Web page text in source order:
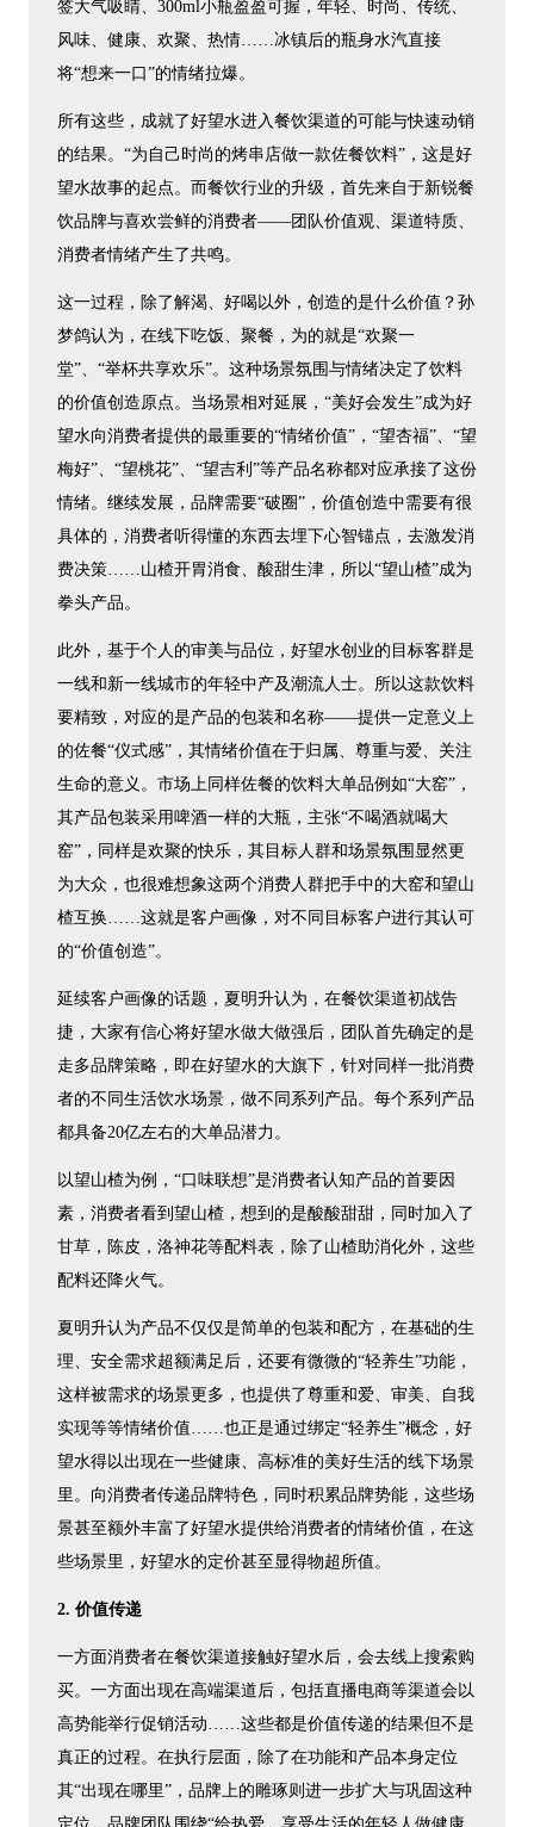
签大气吸睛、300ml小瓶盈盈可握，年轻、时尚、传统、
风味、健康、欢聚、热情……冰镇后的瓶身水汽直接
将“想来一口”的情绪拉爆。
所有这些，成就了好望水进入餐饮渠道的可能与快速动销
的结果。“为自己时尚的烤串店做一款佐餐饮料”，这是好
望水故事的起点。而餐饮行业的升级，首先来自于新锐餐
饮品牌与喜欢尝鲜的消费者——团队价值观、渠道特质、
消费者情绪产生了共鸣。
这一过程，除了解渴、好喝以外，创造的是什么价值？孙
梦鸽认为，在线下吃饭、聚餐，为的就是“欢聚一
堂”、“举杯共享欢乐”。这种场景氛围与情绪决定了饮料
的价值创造原点。当场景相对延展，“美好会发生”成为好
望水向消费者提供的最重要的“情绪价值”，“望杏福”、“望
梅好”、“望桃花”、“望吉利”等产品名称都对应承接了这份
情绪。继续发展，品牌需要“破圈”，价值创造中需要有很
具体的，消费者听得懂的东西去埋下心智锚点，去激发消
费决策……山楂开胃消食、酸甜生津，所以“望山楂”成为
拳头产品。
此外，基于个人的审美与品位，好望水创业的目标客群是
一线和新一线城市的年轻中产及潮流人士。所以这款饮料
要精致，对应的是产品的包装和名称——提供一定意义上
的佐餐“仪式感”，其情绪价值在于归属、尊重与爱、关注
生命的意义。市场上同样佐餐的饮料大单品例如“大窑”，
其产品包装采用啤酒一样的大瓶，主张“不喝酒就喝大
窑”，同样是欢聚的快乐，其目标人群和场景氛围显然更
为大众，也很难想象这两个消费人群把手中的大窑和望山
楂互换……这就是客户画像，对不同目标客户进行其认可
的“价值创造”。
延续客户画像的话题，夏明升认为，在餐饮渠道初战告
捷，大家有信心将好望水做大做强后，团队首先确定的是
走多品牌策略，即在好望水的大旗下，针对同样一批消费
者的不同生活饮水场景，做不同系列产品。每个系列产品
都具备20亿左右的大单品潜力。
以望山楂为例，“口味联想”是消费者认知产品的首要因
素，消费者看到望山楂，想到的是酸酸甜甜，同时加入了
甘草，陈皮，洛神花等配料表，除了山楂助消化外，这些
配料还降火气。
夏明升认为产品不仅仅是简单的包装和配方，在基础的生
理、安全需求超额满足后，还要有微微的“轻养生”功能，
这样被需求的场景更多，也提供了尊重和爱、审美、自我
实现等等情绪价值……也正是通过绑定“轻养生”概念，好
望水得以出现在一些健康、高标准的美好生活的线下场景
里。向消费者传递品牌特色，同时积累品牌势能，这些场
景甚至额外丰富了好望水提供给消费者的情绪价值，在这
些场景里，好望水的定价甚至显得物超所值。
2. 价值传递
一方面消费者在餐饮渠道接触好望水后，会去线上搜索购
买。一方面出现在高端渠道后，包括直播电商等渠道会以
高势能举行促销活动……这些都是价值传递的结果但不是
真正的过程。在执行层面，除了在功能和产品本身定位
其“出现在哪里”，品牌上的雕琢则进一步扩大与巩固这种